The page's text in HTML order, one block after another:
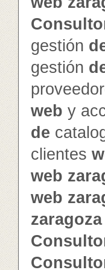
gestión
gestión
web y
de
clientes
web
web
zaragoza